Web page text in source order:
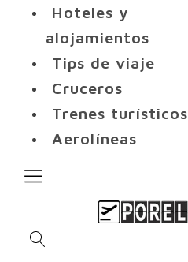
Hoteles y
alojamientos
Tips de viaje
Cruceros
Trenes turísticos
Aerolíneas